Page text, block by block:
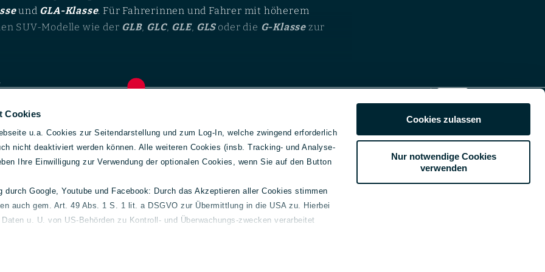
Cookies
u.a. Cookies zur Seitendarstellung und zum Log-In, welche zwingend erforderlich
nicht deaktiviert werden können. Alle weiteren Cookies (insb. Tracking- und Analyse-
Ihre Einwilligung zur Verwendung der optionalen Cookies, wenn Sie auf den Button
durch Google, Youtube und Facebook: Durch das Akzeptieren aller Cookies stimmen
auch gem. Art. 49 Abs. 1 S. 1 lit. a DSGVO zur Übermittlung in die USA zu. Hierbei
u. U. von US-Behörden zu Kontroll- und Überwachungs-zwecken verarbeitet
Cookies zulassen
Nur notwendige Cookies
verwenden
und GLA-Klasse. Für Fahrerinnen und Fahrer mit höherem
SUV-Modelle wie der GLB, GLC, GLE, GLSoder die G-Klasse zur
das Portfolio Limousinen, Kombis, Coupés, Cabrios sowie
Hybrid und Elektro
Benz gebraucht kaufen möchte, findet je nach Modell
Neben klassischen Benzin- und Dieselmotoren bietet
vielen Jahren Plug-in-Hybrid-Modelle sowie vollelektrische
Volvo
smart
Impressum
Datenschutz
Barrierefreiheitsinformationen
Streitbeilegung
Für Hinweisgeber haben wir daher den folgenden Link bereitgestellt:
sowie die Grundsatzerklärung zur Achtung der Menschenrechte und